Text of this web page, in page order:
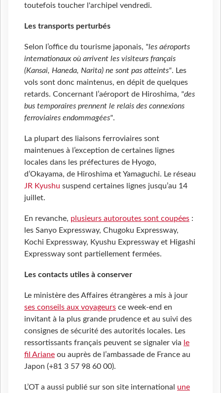
toutefois toucher l'archipel vendredi.
Les transports perturbés
Selon l’office du tourisme japonais, "les aéroports
internationaux où arrivent les visiteurs français
(Kansai, Haneda, Narita) ne sont pas atteints". Les
vols sont donc maintenus, en dépit de quelques
retards. Concernant l’aéroport de Hiroshima, "des
bus temporaires prennent le relais des connexions
ferroviaires endommagées".
La plupart des liaisons ferroviaires sont
maintenues à l’exception de certaines lignes
locales dans les préfectures de Hyogo,
d’Okayama, de Hiroshima et Yamaguchi. Le réseau
JR Kyushu suspend certaines lignes jusqu’au 14
juillet.
En revanche, plusieurs autoroutes sont coupées :
les Sanyo Expressway, Chugoku Expressway,
Kochi Expressway, Kyushu Expressway et Higashi
Expressway sont partiellement fermées.
Les contacts utiles à conserver
Le ministère des Affaires étrangères a mis à jour
ses conseils aux voyageurs ce week-end en
invitant à la plus grande prudence et au suivi des
consignes de sécurité des autorités locales. Les
ressortissants français peuvent se signaler via le
fil Ariane ou auprès de l’ambassade de France au
Japon (+81 3 57 98 60 00).
L’OT a aussi publié sur son site international une